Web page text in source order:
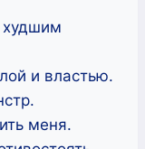
и властью.
меня.